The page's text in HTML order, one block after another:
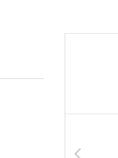
Références